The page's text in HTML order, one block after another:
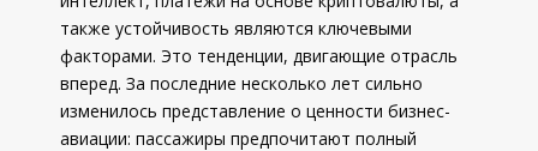
также устойчивость являются ключевыми
факторами. Это тенденции, двигающие отрасль
вперед. За последние несколько лет сильно
изменилось представление о ценности бизнес-
авиации: пассажиры предпочитают полный